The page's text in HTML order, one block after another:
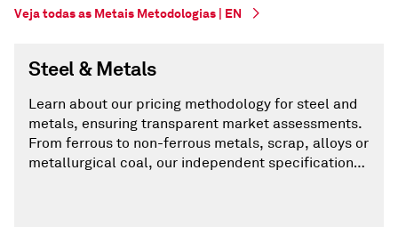
Veja todas as Metais Metodologias | EN
Steel & Metals
Learn about our pricing methodology for steel and
metals, ensuring transparent market assessments.
From ferrous to non-ferrous metals, scrap, alloys or
metallurgical coal, our independent specifications